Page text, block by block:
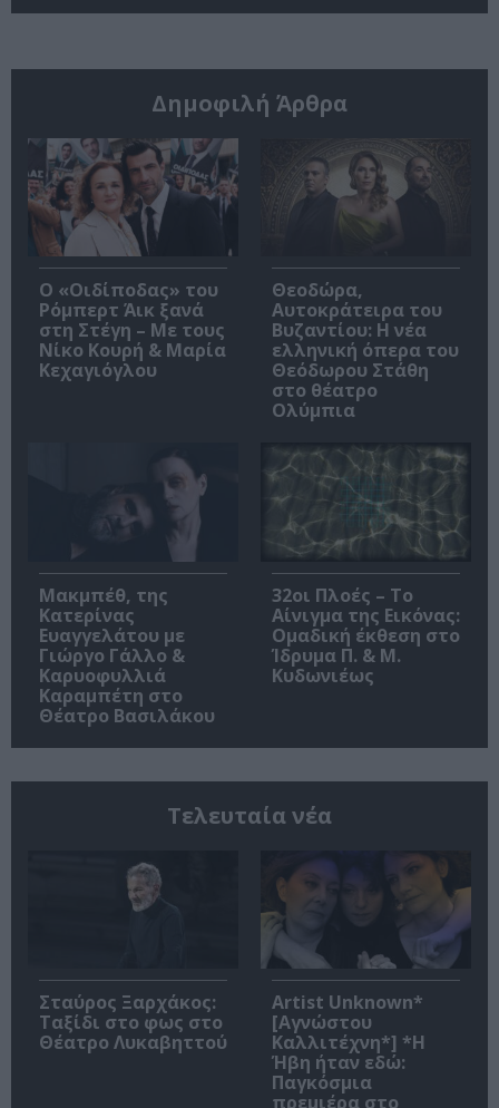
Δημοφιλή Άρθρα
O «Οιδίποδας» του
Ρόμπερτ Άικ ξανά
στη Στέγη – Με τους
Νίκο Κουρή & Μαρία
Κεχαγιόγλου
Θεοδώρα,
Αυτοκράτειρα του
Βυζαντίου: Η νέα
ελληνική όπερα του
Θεόδωρου Στάθη
στο θέατρο
Ολύμπια
Μακμπέθ, της
Κατερίνας
Ευαγγελάτου με
Γιώργο Γάλλο &
Καρυοφυλλιά
Καραμπέτη στο
Θέατρο Βασιλάκου
32οι Πλοές – Το
Αίνιγμα της Εικόνας:
Ομαδική έκθεση στο
Ίδρυμα Π. & Μ.
Κυδωνιέως
Τελευταία νέα
Σταύρος Ξαρχάκος:
Ταξίδι στο φως στο
Θέατρο Λυκαβηττού
Artist Unknown*
[Αγνώστου
Καλλιτέχνη*] *Η
Ήβη ήταν εδώ:
Παγκόσμια
πρεμιέρα στο